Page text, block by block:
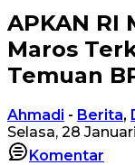
APKAN RI
Maros
Temuan
Ahmadi - Berita,
Selasa, 28
Komentar